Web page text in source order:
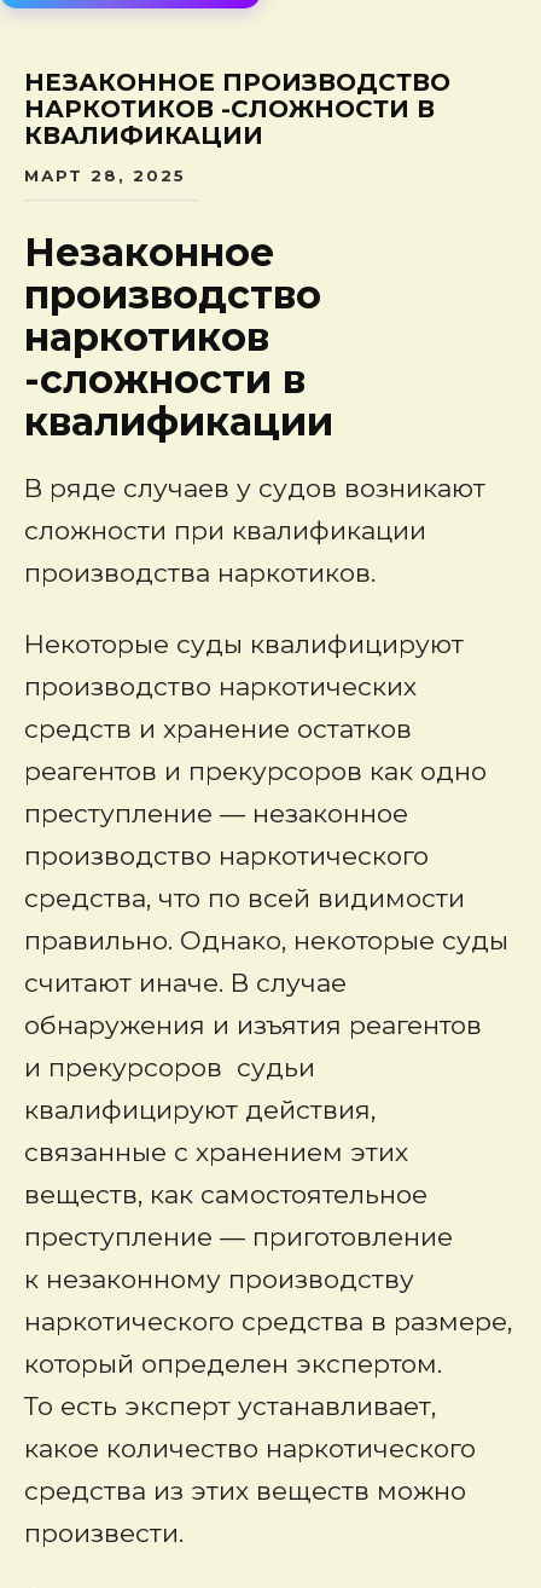
НЕЗАКОННОЕ ПРОИЗВОДСТВО
НАРКОТИКОВ -СЛОЖНОСТИ В
КВАЛИФИКАЦИИ
МАРТ 28, 2025
Незаконное
производство
наркотиков
-сложности в
квалификации
В ряде случаев у судов возникают
сложности при квалификации
производства наркотиков.
Некоторые суды квалифицируют
производство наркотических
средств и хранение остатков
реагентов и прекурсоров как одно
преступление — незаконное
производство наркотического
средства, что по всей видимости
правильно. Однако, некоторые суды
считают иначе. В случае
обнаружения и изъятия реагентов
и прекурсоров судьи
квалифицируют действия,
связанные с хранением этих
веществ, как самостоятельное
преступление — приготовление
к незаконному производству
наркотического средства в размере,
который определен экспертом.
То есть эксперт устанавливает,
какое количество наркотического
средства из этих веществ можно
произвести.